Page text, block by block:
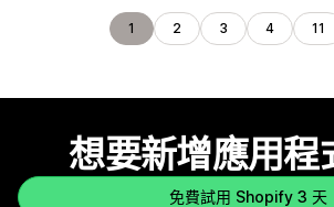
1 2 3 4 11
想要新增應用程
免費試用 Shopify 3 天